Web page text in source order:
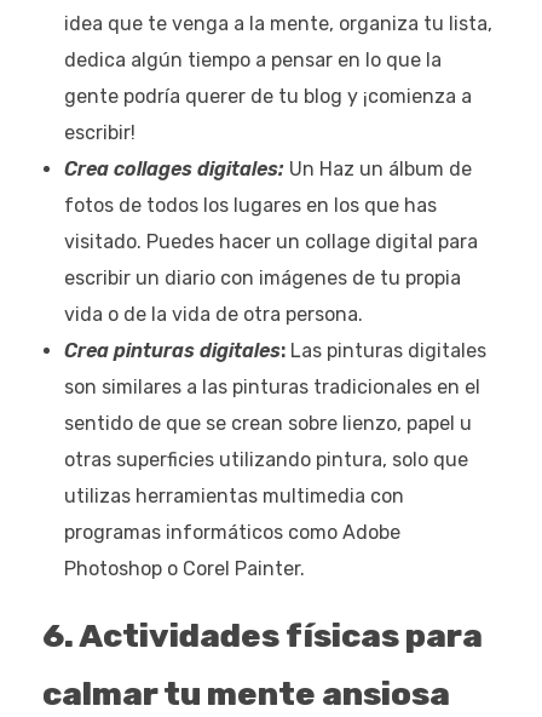
idea que te venga a la mente, organiza tu lista,
dedica algún tiempo a pensar en lo que la
gente podría querer de tu blog y ¡comienza a
escribir!
Crea collages digitales:Un Haz un álbum de
fotos de todos los lugares en los que has
visitado. Puedes hacer un collage digital para
escribir un diario con imágenes de tu propia
vida o de la vida de otra persona.
Crea pinturas digitales:Las pinturas digitales
son similares a las pinturas tradicionales en el
sentido de que se crean sobre lienzo, papel u
otras superficies utilizando pintura, solo que
utilizas herramientas multimedia con
programas informáticos como Adobe
Photoshop o Corel Painter.
6.Actividades físicas para
calmar tu mente ansiosa